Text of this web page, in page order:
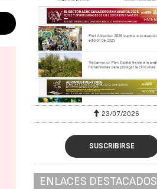
23/07/2026
SUSCRIBIRSE
ENLACES DESTACADOS